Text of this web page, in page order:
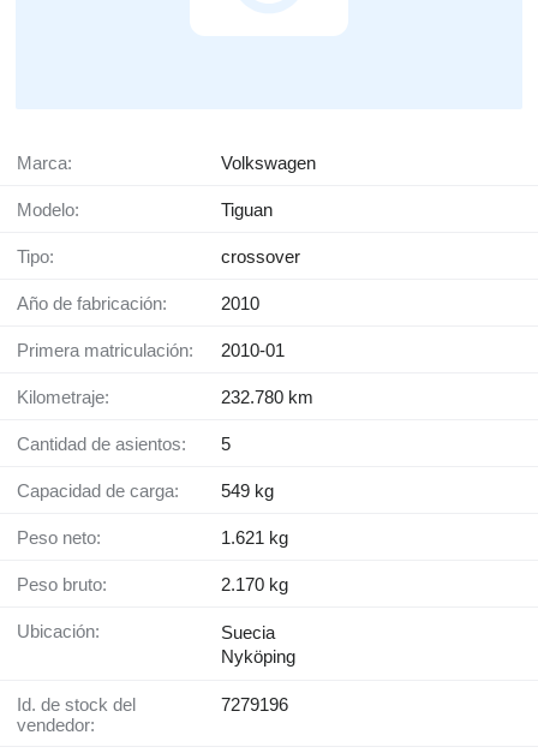
Marca: Volkswagen
Modelo: Tiguan
Tipo: crossover
Año de fabricación: 2010
Primera matriculación: 2010-01
Kilometraje: 232.780 km
Cantidad de asientos: 5
Capacidad de carga: 549 kg
Peso neto: 1.621 kg
Peso bruto: 2.170 kg
Ubicación:
Suecia
Nyköping
Id. de stock del
vendedor:
7279196